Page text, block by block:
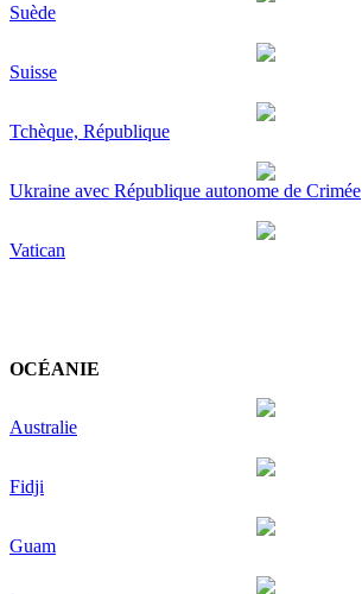
Suède
Suisse
Tchèque, République
Ukraine avec République autonome de Crimée
Vatican
OCÉANIE
Australie
Fidji
Guam